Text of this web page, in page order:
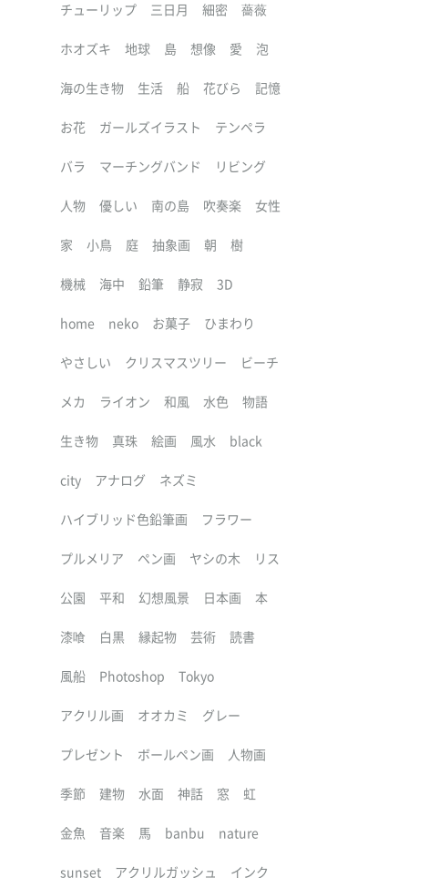
チューリップ 三日月 細密 薔薇
ホオズキ 地球 島 想像 愛 泡
海の生き物 生活 船 花びら 記憶
お花 ガールズイラスト テンペラ
バラ マーチングバンド リビング
人物 優しい 南の島 吹奏楽 女性
家 小鳥 庭 抽象画 朝 樹
機械 海中 鉛筆 静寂 3D
home neko お菓子 ひまわり
やさしい クリスマスツリー ビーチ
メカ ライオン 和風 水色 物語
生き物 真珠 絵画 風水 black
city アナログ ネズミ
ハイブリッド色鉛筆画 フラワー
プルメリア ペン画 ヤシの木 リス
公園 平和 幻想風景 日本画 本
漆喰 白黒 縁起物 芸術 読書
風船 Photoshop Tokyo
アクリル画 オオカミ グレー
プレゼント ボールペン画 人物画
季節 建物 水面 神話 窓 虹
金魚 音楽 馬 banbu nature
sunset アクリルガッシュ インク